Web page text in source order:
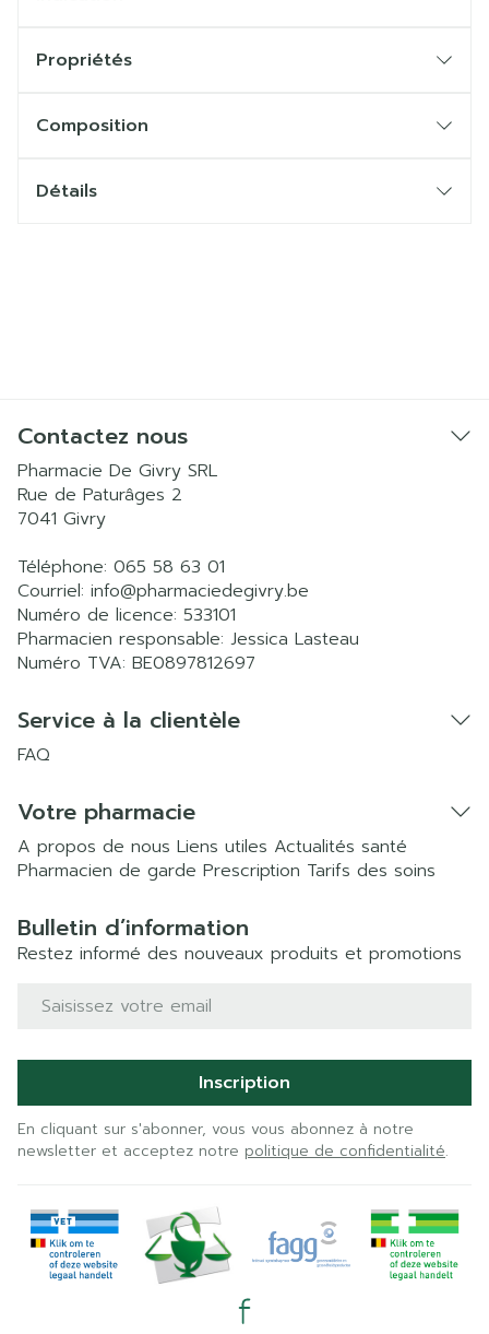
Propriétés
Composition
Détails
Contactez nous
Pharmacie De Givry SRL
Rue de Paturâges 2
7041 Givry
Téléphone: 065 58 63 01
Courriel: info@pharmaciedegivry.be
Numéro de licence: 533101
Pharmacien responsable: Jessica Lasteau
Numéro TVA: BE0897812697
Service à la clientèle
FAQ
Votre pharmacie
A propos de nous Liens utiles Actualités santé
Pharmacien de garde Prescription Tarifs des soins
Bulletin d’information
Restez informé des nouveaux produits et promotions
Adresse mail
Inscription
En cliquant sur s'abonner, vous vous abonnez à notre
newsletter et acceptez notre politique de confidentialité.